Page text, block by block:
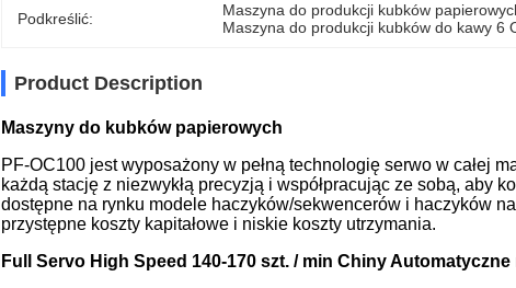
Podkreślić: Maszyna do produkcji kubków
Maszyna do produkcji kubków do kawy 6
Product Description
Maszyny do kubków papierowych
PF-OC100 jest wyposażony w pełną technologię serwo w całej
każdą stację z niezwykłą precyzją i współpracując ze sobą, aby
dostępne na rynku modele haczyków/sekwencerów i haczyków
przystępne koszty kapitałowe i niskie koszty utrzymania.
Full Servo High Speed ​​140-170 szt. / min Chiny